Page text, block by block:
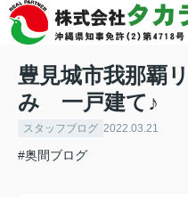
豊見城市我那覇
み 一戸建て♪
スタッフブログ 2022.03.21
#奥間ブログ